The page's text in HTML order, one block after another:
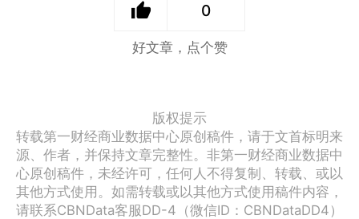
0
好文章，点个赞
版权提示
转载第一财经商业数据中心原创稿件，请于文首标明来
源、作者，并保持文章完整性。非第一财经商业数据中
心原创稿件，未经许可，任何人不得复制、转载、或以
其他方式使用。如需转载或以其他方式使用稿件内容，
请联系CBNData客服DD-4（微信ID：CBNDataDD4）